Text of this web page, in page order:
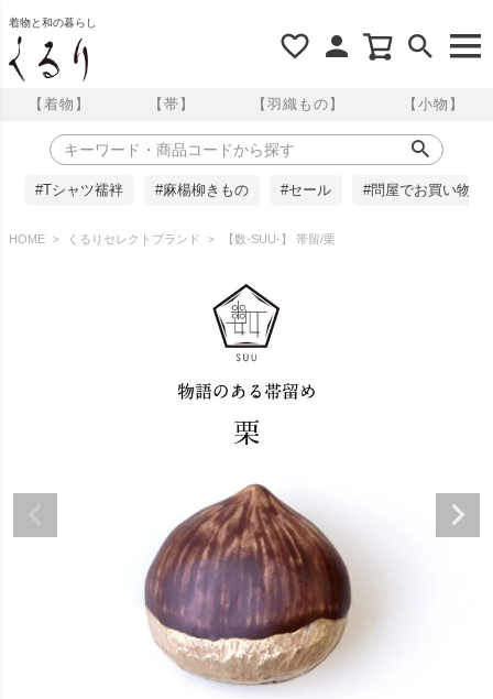
着物と和の暮らし
【着物】 【帯】 【羽織もの】 【小物】
#Tシャツ襦袢 #麻楊柳きもの #セール #問屋でお買い物
HOME くるりセレクトブランド 【数-SUU-】 帯留/栗